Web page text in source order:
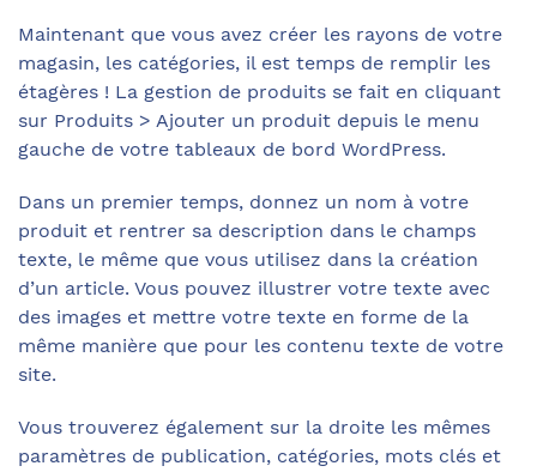
Maintenant que vous avez créer les rayons de votre
magasin, les catégories, il est temps de remplir les
étagères ! La gestion de produits se fait en cliquant
sur Produits > Ajouter un produit depuis le menu
gauche de votre tableaux de bord WordPress.
Dans un premier temps, donnez un nom à votre
produit et rentrer sa description dans le champs
texte, le même que vous utilisez dans la création
d’un article. Vous pouvez illustrer votre texte avec
des images et mettre votre texte en forme de la
même manière que pour les contenu texte de votre
site.
Vous trouverez également sur la droite les mêmes
paramètres de publication, catégories, mots clés et